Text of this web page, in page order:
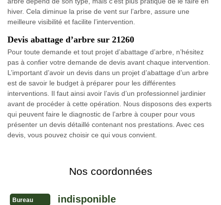
hiver. Cela diminue la prise de vent sur l’arbre, assure une
meilleure visibilité et facilite l’intervention.
Devis abattage d’arbre sur 21260
Pour toute demande et tout projet d’abattage d’arbre, n’hésitez
pas à confier votre demande de devis avant chaque intervention.
L’important d’avoir un devis dans un projet d’abattage d’un arbre
est de savoir le budget à préparer pour les différentes
interventions. Il faut ainsi avoir l’avis d’un professionnel jardinier
avant de procéder à cette opération. Nous disposons des experts
qui peuvent faire le diagnostic de l’arbre à couper pour vous
présenter un devis détaillé contenant nos prestations. Avec ces
devis, vous pouvez choisir ce qui vous convient.
Nos coordonnées
Bureau indisponible